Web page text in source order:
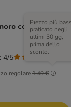
con catnip
regolare1,49 €
Prezzo più
praticato negli
ultimi 30 gg,
prima dello
sconto.
4/5